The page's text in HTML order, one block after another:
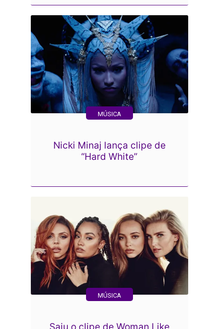
MÚSICA
Nicki Minaj lança clipe de
“Hard White”
MÚSICA